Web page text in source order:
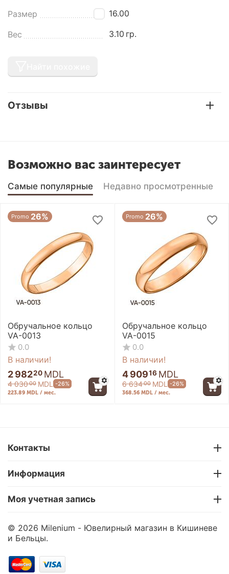
Размер 16.00
Вес 3.10 гр.
Отзывы
Возможно вас заинтересует
Самые популярные Недавно просмотренные
Promo 26%
Обручальное кольцо
VA-0013
0.0
В наличии!
2 98220 MDL
4 03000 MDL -26%
223.89 MDL / мес.
Promo 26%
Обручальное кольцо
VA-0015
0.0
В наличии!
4 90916 MDL
6 63400 MDL -26%
368.56 MDL / мес.
Обручальное кольцо
VA-0016
В наличии!
Обручальное кольцо
Контакты
Информация
Моя учетная запись
© 2026 Milenium - Ювелирный магазин в Кишиневе
и Бельцы.